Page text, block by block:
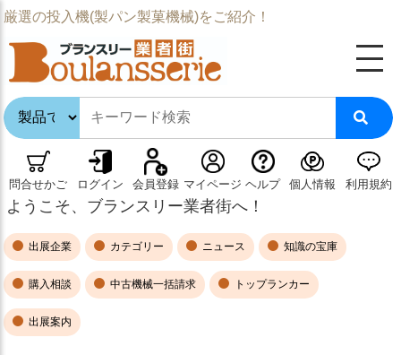
厳選の投入機(製パン製菓機械)をご紹介！
問合せかご ログイン 会員登録 マイページ ヘルプ 個人情報 利用規約
ようこそ、ブランスリー業者街へ！
出展企業 カテゴリー ニュース 知識の宝庫
購入相談 中古機械一括請求 トップランカー
出展案内